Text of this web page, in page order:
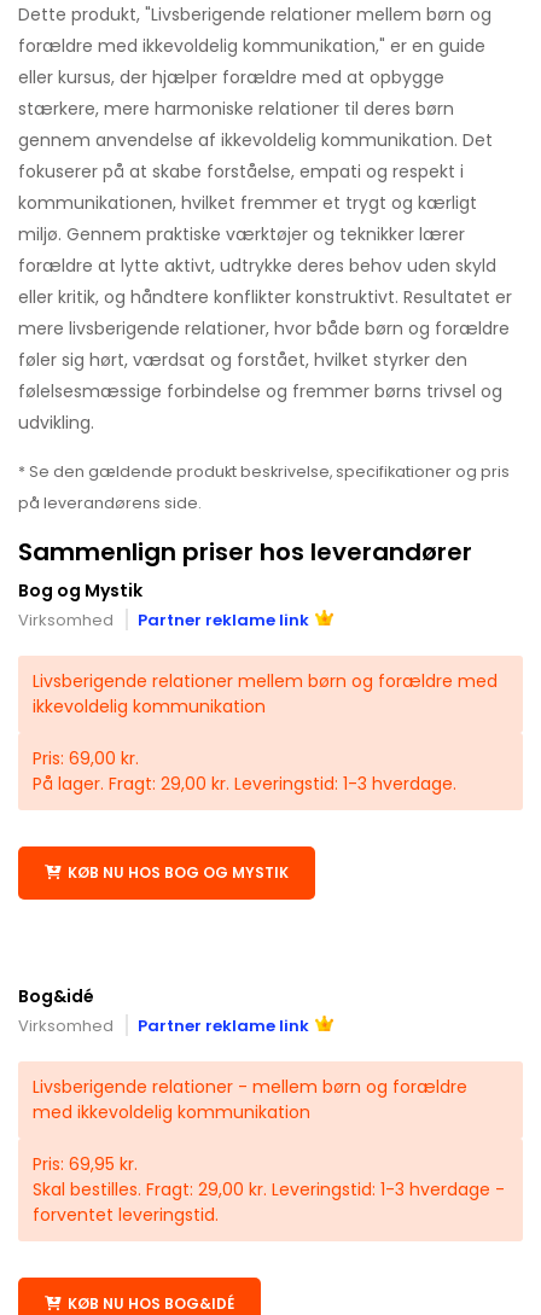
Dette produkt, "Livsberigende relationer mellem børn og
forældre med ikkevoldelig kommunikation," er en guide
eller kursus, der hjælper forældre med at opbygge
stærkere, mere harmoniske relationer til deres børn
gennem anvendelse af ikkevoldelig kommunikation. Det
fokuserer på at skabe forståelse, empati og respekt i
kommunikationen, hvilket fremmer et trygt og kærligt
miljø. Gennem praktiske værktøjer og teknikker lærer
forældre at lytte aktivt, udtrykke deres behov uden skyld
eller kritik, og håndtere konflikter konstruktivt. Resultatet er
mere livsberigende relationer, hvor både børn og forældre
føler sig hørt, værdsat og forstået, hvilket styrker den
følelsesmæssige forbindelse og fremmer børns trivsel og
udvikling.
* Se den gældende produkt beskrivelse, specifikationer og pris
på leverandørens side.
Sammenlign priser hos leverandører
Bog og Mystik
Virksomhed Partner reklame link
Livsberigende relationer mellem børn og forældre med
ikkevoldelig kommunikation
Pris: 69,00 kr.
På lager. Fragt: 29,00 kr. Leveringstid: 1-3 hverdage.
KØB NU HOS BOG OG MYSTIK
Bog&idé
Virksomhed Partner reklame link
Livsberigende relationer - mellem børn og forældre
med ikkevoldelig kommunikation
Pris: 69,95 kr.
Skal bestilles. Fragt: 29,00 kr. Leveringstid: 1-3 hverdage -
forventet leveringstid.
KØB NU HOS BOG&IDÉ